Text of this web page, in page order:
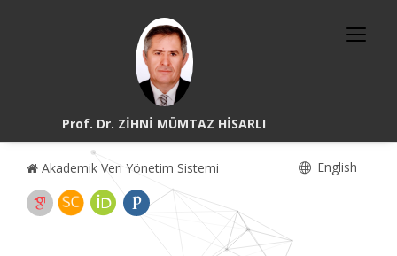
Prof. Dr. ZİHNİ MÜMTAZ HİSARLI
Akademik Veri Yönetim Sistemi English